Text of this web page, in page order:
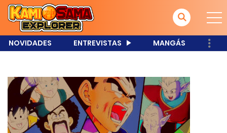
NOVIDADES ENTREVISTAS MANGÁS